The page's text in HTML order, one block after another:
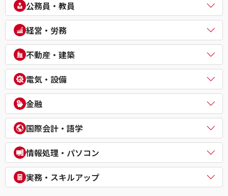
ビジネス会計検定®
建設業経理士検定
IPO実務検定
財務報告実務検定
経理・財務スキル検定（FASS）
簿記チャンピオン大会
行政書士
弁理士
通関士
ビジネス実務法務検定試験®
知的財産管理技能検定®
公務員・教員
公務員（地方上級・市役所・国家一般職）
理系公務員（技術職）
公務員（心理系）
警察官・消防官
公務員（国家総合職）
公務員（外交官 (外務省専門職)）
公務員（経験者採用・氷河期採用）
教員採用試験
教員資格認定試験
経営・労務
社会保険労務士
衛生管理者
中小企業診断士
ビジネスマネジャー検定試験®
統計検定®/ビジネス数学検定・数学検定・算数検定
企業経営アドバイザー
ＤＸ経営アドバイザー
経営承継アドバイザー
事業再生士補
不動産・建築
不動産鑑定士
宅地建物取引士
建築士
１級建築施工管理技士
マンション管理士／管理業務主任者
賃貸不動産経営管理士
１級土木施工管理技士
電気・設備
電気主任技術者（電験二種／三種）
電気工事士
危険物取扱者
消防設備士
１級電気工事施工管理技士
第三種冷凍機械責任者
二級ボイラー技士
金融
FP（ファイナンシャルプランナー）
証券アナリスト
CFA®
証券外務員
プライベートバンカー(PB)
DCプランナー
貸金業務取扱主任者
国際会計・語学
米国公認会計士（USCPA）
米国税理士（EA）
米国公認管理会計士（USCMA）
公認内部監査人（CIA）
TOEIC® L&R TEST対策講座
情報処理・パソコン
情報処理
パソコンスクール（パソコンビジネススキル・MOS・VBA・Jav
実務・スキルアップ